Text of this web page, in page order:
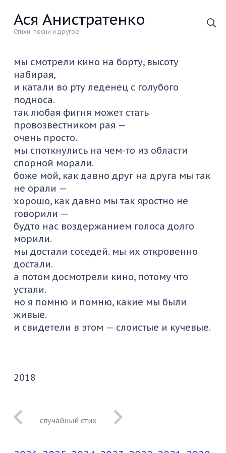
Ася Анистратенко
Стихи, песни и другое
мы смотрели кино на борту, высоту
набирая,
и катали во рту леденец с голубого
подноса.
так любая фигня может стать
провозвестником рая —
очень просто.
мы споткнулись на чем-то из области
спорной морали.
боже мой, как давно друг на друга мы так
не орали —
хорошо, как давно мы так яростно не
говорили —
будто нас воздержанием голоса долго
морили.
мы достали соседей. мы их откровенно
достали.
а потом досмотрели кино, потому что
устали.
но я помню и помню, какие мы были
живые.
и свидетели в этом — слоистые и кучевые.
2018